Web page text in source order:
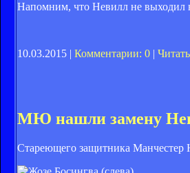
Напомним, что Невилл не выходил
10.03.2015 | Комментарии: 0
МЮ нашли замену
Стареющего защитника Манчестер